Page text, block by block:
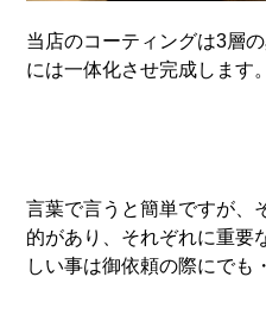
当店のコーティングは3層
には一体化させ完成します。
言葉で言うと簡単ですが、
的があり、それぞれに重要
しい事は御依頼の際にでも